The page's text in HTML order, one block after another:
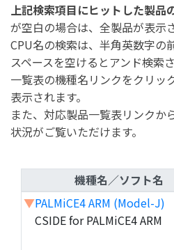
上記検索項目にヒットした製品
が空白の場合は、全製品が表示
CPU名の検索は、半角英数字の
スペースを空けるとアンド検索さ
一覧表の機種名リンクをクリッ
表示されます。
また、対応製品一覧表リンクか
状況がご覧いただけます。
機種名／ソフト名
▼PALMiCE4 ARM (Model-J)
CSIDE for PALMiCE4 ARM